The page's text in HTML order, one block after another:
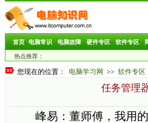
首页 电脑常识 电脑故障 硬件专区 软件专区
热点推荐：
您现在的位置： 电脑学习网 >> 软件专区
任务管理
峰易：董师傅，我用的